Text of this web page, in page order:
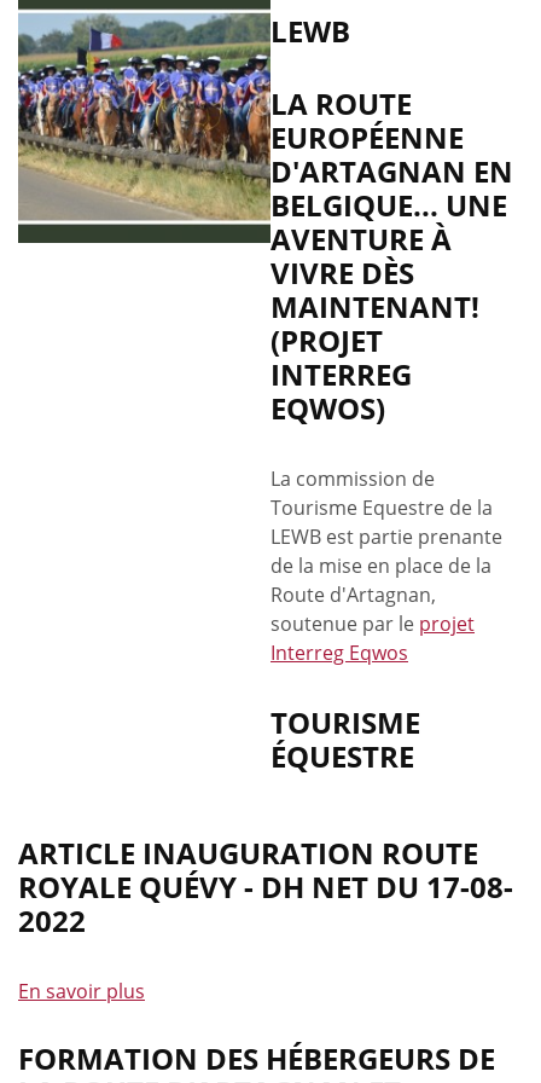
LEWB
LA ROUTE
EUROPÉENNE
D'ARTAGNAN EN
BELGIQUE... UNE
AVENTURE À
VIVRE DÈS
MAINTENANT!
(PROJET
INTERREG
EQWOS)
La commission de
Tourisme Equestre de la
LEWB est partie prenante
de la mise en place de la
Route d'Artagnan,
soutenue par le projet
Interreg Eqwos
TOURISME
ÉQUESTRE
ARTICLE INAUGURATION ROUTE
ROYALE QUÉVY - DH NET DU 17-08-
2022
En savoir plus
de
FORMATION DES HÉBERGEURS DE